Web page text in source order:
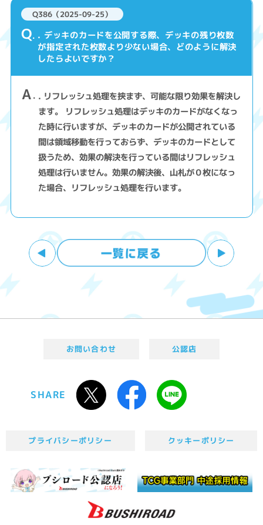
Q386（2025-09-25）
Q . デッキのカードを公開する際、デッキの残り枚数
が指定された枚数より少ない場合、どのように解決
したらよいですか？
A . リフレッシュ処理を挟まず、可能な限り効果を解決し
ます。 リフレッシュ処理はデッキのカードがなくなっ
た時に行いますが、デッキのカードが公開されている
間は領域移動を行っておらず、デッキのカードとして
扱うため、効果の解決を行っている間はリフレッシュ
処理は行いません。効果の解決後、山札が０枚になっ
た場合、リフレッシュ処理を行います。
お問い合わせ 公認店
SHARE
プライバシーポリシー クッキーポリシー